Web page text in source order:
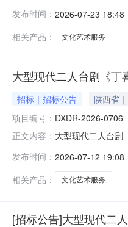
（陕西天籁豪视文
件6
发布时间： 2026-07-23 18:48
相关产品：
文化艺术服务
大型现代二人台剧《丁
招标｜招标公告 陕西省
项目编号： DXDR-2026-0706
正文内容： 大型现代二人台剧
式：竞争性磋商预
发布时间： 2026-07-12 19:08
相关产品：
文化艺术服务
[招标公告]大型现代二